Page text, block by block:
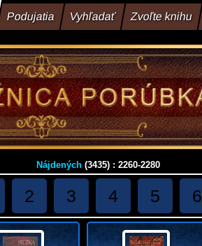
Podujatia Vyhľadať Zvoľte knihu
Nájdených(3435) : 2260-2280
2 3 4 5 6